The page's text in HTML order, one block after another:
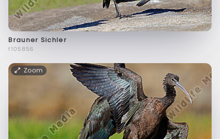
Brauner Sichler
f105856
Zoom